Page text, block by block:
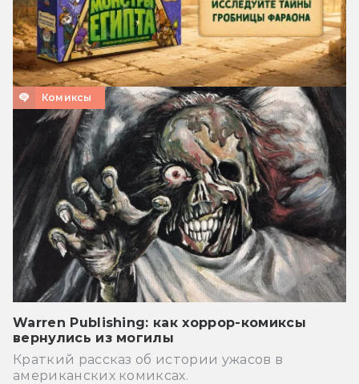
Комиксы
Warren Publishing: как хоррор-комиксы
вернулись из могилы
Краткий рассказ об истории ужасов в
американских комиксах.